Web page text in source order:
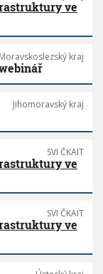
ve
Moravskoslezský kraj
Jihomoravský kraj
SVI ČKAIT
ve
SVI ČKAIT
ve